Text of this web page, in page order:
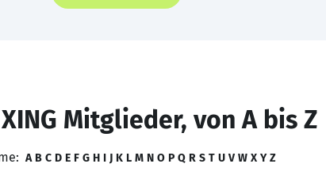
Mitglieder, von A bis Z
A B C D E F G H I J K L M N O P Q R S T U V W X Y Z